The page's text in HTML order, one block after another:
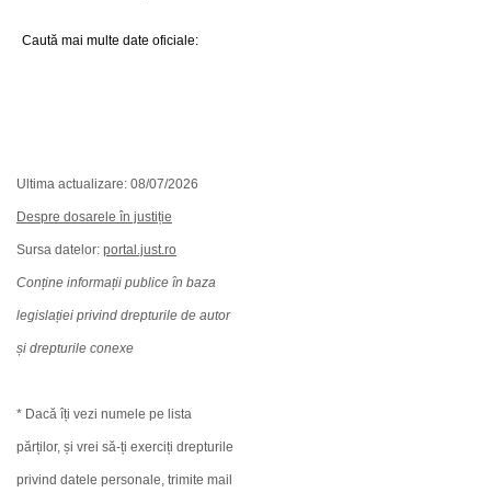
Caută mai multe date oficiale:
Ultima actualizare: 08/07/2026
Despre dosarele în justiție
Sursa datelor: portal.just.ro
Conține informații publice în baza
legislației privind drepturile de autor
și drepturile conexe
* Dacă îți vezi numele pe lista
părților, și vrei să-ți exerciți drepturile
privind datele personale, trimite mail